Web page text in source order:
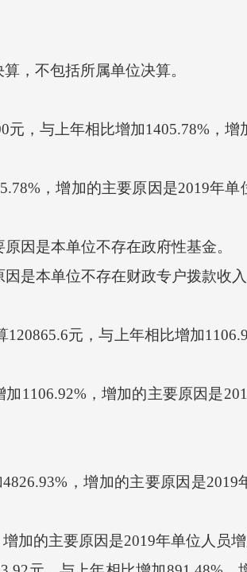
，不包括所属单位决算。
，与上年相比增加1405.78%，增
，增加的主要原因是2019年单
是本单位不存在政府性基金。
本单位不存在财政专户拨款收入
元，与上年相比增加
，增加的主要原因是
，增加的主要原因是2019
的主要原因是2019年单位人员增